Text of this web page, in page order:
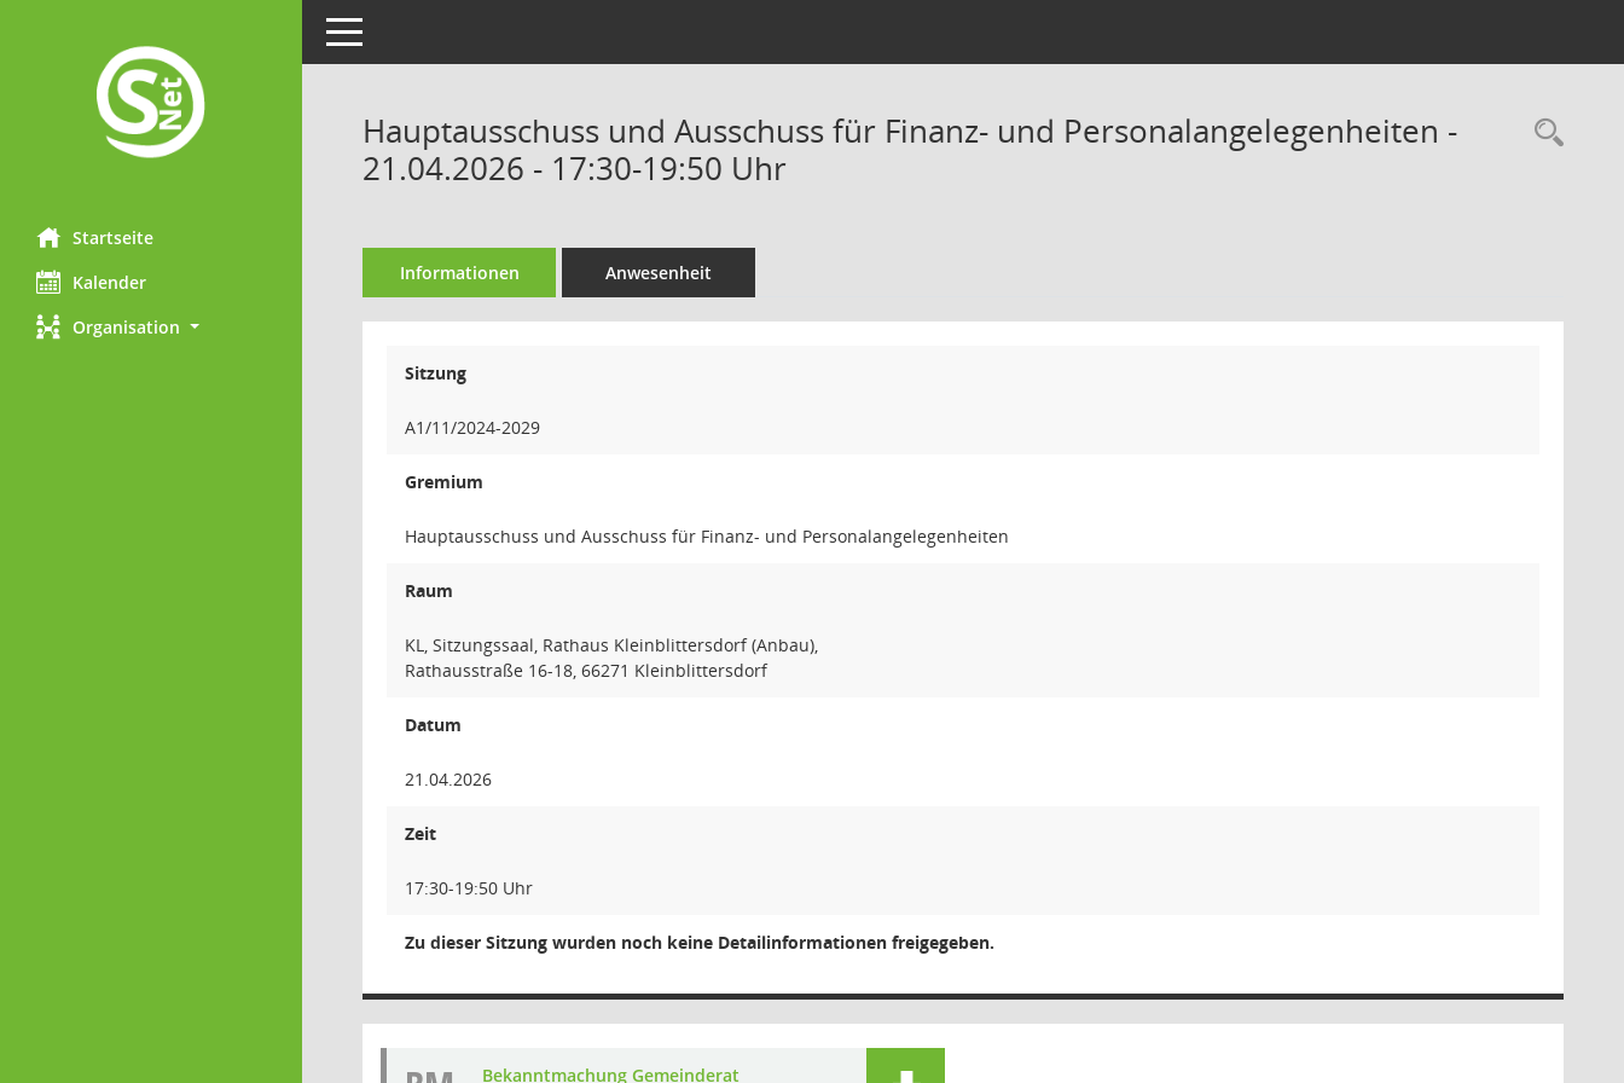
Startseite
Kalender
Organisation
Toggle navigation
Hauptausschuss und Ausschuss für Finanz- und Personalangelegenheiten -
21.04.2026 - 17:30-19:50 Uhr
Informationen Anwesenheit
Sitzung
A1/11/2024-2029
Gremium
Hauptausschuss und Ausschuss für Finanz- und Personalangelegenheiten
Raum
KL, Sitzungssaal, Rathaus Kleinblittersdorf (Anbau),
Rathausstraße 16-18, 66271 Kleinblittersdorf
Datum
21.04.2026
Zeit
17:30-19:50 Uhr
Zu dieser Sitzung wurden noch keine Detailinformationen freigegeben.
Bekanntmachung Gemeinderat